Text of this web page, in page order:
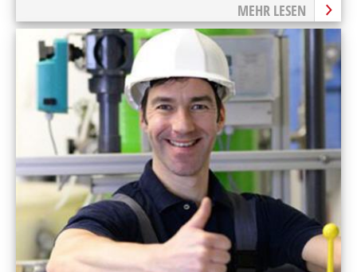
MEHR LESEN